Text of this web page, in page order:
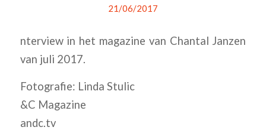
21/06/2017
nterview in het magazine van Chantal Janzen
van juli 2017.
Fotografie: Linda Stulic
&C Magazine
andc.tv